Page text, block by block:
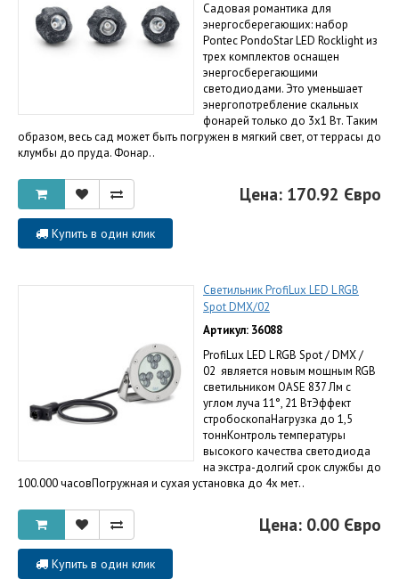
Садовая романтика для
энергосберегающих: набор
Pontec PondoStar LED Rocklight из
трех комплектов оснащен
энергосберегающими
светодиодами. Это уменьшает
энергопотребление скальных
фонарей только до 3х1 Вт. Таким
образом, весь сад может быть погружен в мягкий свет, от террасы до
клумбы до пруда. Фонар..
Цена: 170.92 Євро
Купить в один клик
Светильник ProfiLux LED L RGB
Spot DMX/02
Артикул: 36088
ProfiLux LED L RGB Spot / DMX /
02 является новым мощным RGB
светильником OASE 837 Лм с
углом луча 11°, 21 ВтЭффект
стробоскопаНагрузка до 1,5
тоннКонтроль температуры
высокого качества светодиода
на экстра-долгий срок службы до
100.000 часовПогружная и сухая установка до 4х мет..
Цена: 0.00 Євро
Купить в один клик